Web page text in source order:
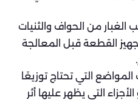
الغبار من الحواف والثنيات
القطعة قبل المعالجة
المواضع التي تحتاج توزيعًا
التي يظهر عليها أثر